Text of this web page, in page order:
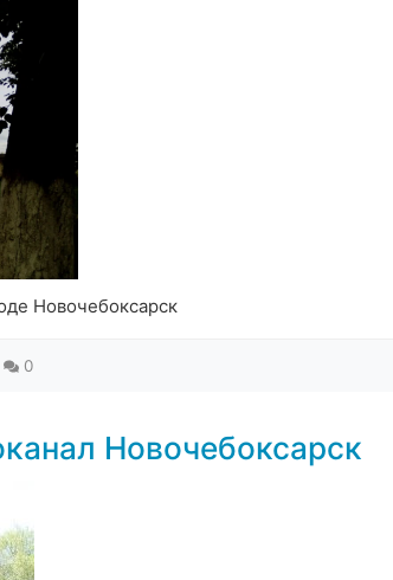
Новочебоксарск
0
Новочебоксарск